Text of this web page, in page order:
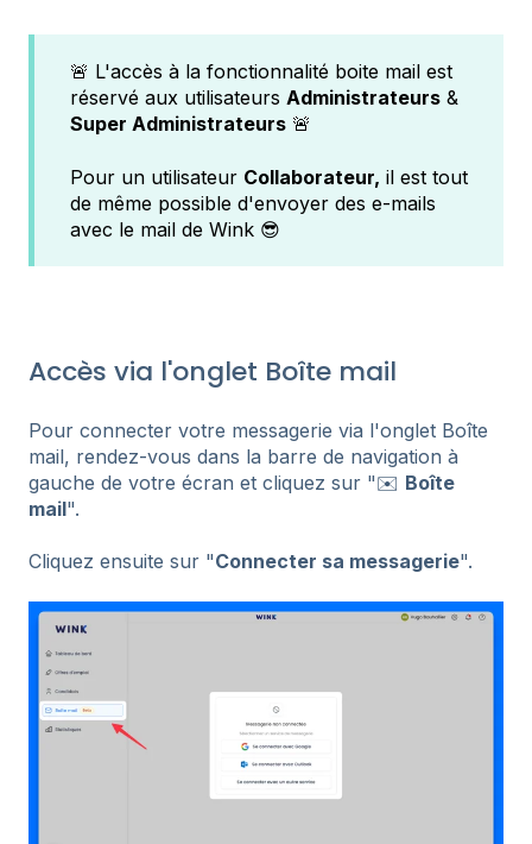
🚨 L'accès à la fonctionnalité boite mail est
réservé aux utilisateurs Administrateurs &
Super Administrateurs 🚨
Pour un utilisateur Collaborateur, il est tout
de même possible d'envoyer des e-mails
avec le mail de Wink 😎
Accès via l'onglet Boîte mail
Pour connecter votre messagerie via l'onglet Boîte
mail, rendez-vous dans la barre de navigation à
gauche de votre écran et cliquez sur "✉️ Boîte
mail".
Cliquez ensuite sur "Connecter sa messagerie".